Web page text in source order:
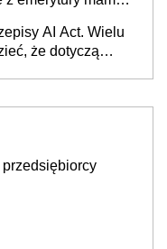
AI Act. Wielu
że dotyczą
przedsiębiorcy